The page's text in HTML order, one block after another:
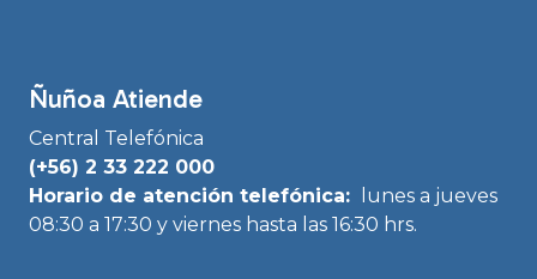
Ñuñoa Atiende
Central Telefónica
(+56) 2 33 222 000
Horario de atención telefónica:
lunes a jueves
08:30 a 17:30 y viernes hasta las 16:30 hrs.